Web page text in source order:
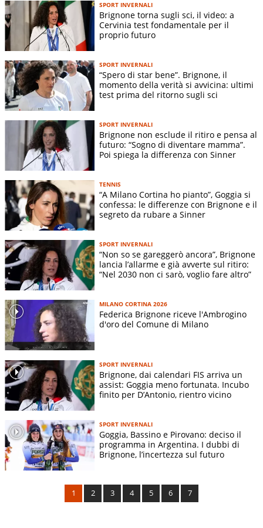
I materiali utilizzati nello sci alpino
La lunghezza degli sci varia in base alla specialità e al sesso
dell’atleta. In generale, neglislalom gli
Nelgigantesi sale a circa180–195 cm, mentre nelle
discipline veloci gli sci sono più lunghi e stabili: nella discesa
libera possono superare i210 cm. Anche la sciancratura e la
rigidità cambiano in base alla disciplina.
La velocità nello sci
Le velocità raggiunte sono molto elevate: nelloslalom
raramente si superano i
a 80–90 km/h. In super-G e soprattutto in
possono toccare e superare i130 km/h , rendendo queste
gare particolarmente spettacolari e rischiose.
Le gare più iconiche dello sci alpino
Tra le gare di Coppa del Mondo più famose ci sono la Streif
di Kitzbühel, considerata la discesa più difficile al mondo, la
discesa del Lauberhorn a Wengen, la più lunga, la Gran Risa
in Alta Badia per il gigante e lo slalom notturno di
Schladming. Questi eventi rappresentano il cuore dello sci
alpino e ne esaltano tradizione, tecnica e adrenalina.
ANSA
SPORT INVERNALI
Brignone torna sugli sci, il video: a
Cervinia test fondamentale per il
proprio futuro
SPORT INVERNALI
“Spero di star bene”. Brignone, il
momento della verità si avvicina: ultimi
test prima del ritorno sugli sci
SPORT INVERNALI
Brignone non esclude il ritiro e pensa al
futuro: “Sogno di diventare mamma”.
Poi spiega la differenza con Sinner
TENNIS
“A Milano Cortina ho pianto”, Goggia si
confessa: le differenze con Brignone e il
segreto da rubare a Sinner
SPORT INVERNALI
“Non so se gareggerò ancora”, Brignone
lancia l’allarme e già avverte sul ritiro:
“Nel 2030 non ci sarò, voglio fare altro”
MILANO CORTINA 2026
Federica Brignone riceve l'Ambrogino
d'oro del Comune di Milano
SPORT INVERNALI
Brignone, dai calendari FIS arriva un
assist: Goggia meno fortunata. Incubo
finito per D’Antonio, rientro vicino
SPORT INVERNALI
Goggia, Bassino e Pirovano: deciso il
programma in Argentina. I dubbi di
Brignone, l’incertezza sul futuro
1 2 3 4 5 6 7